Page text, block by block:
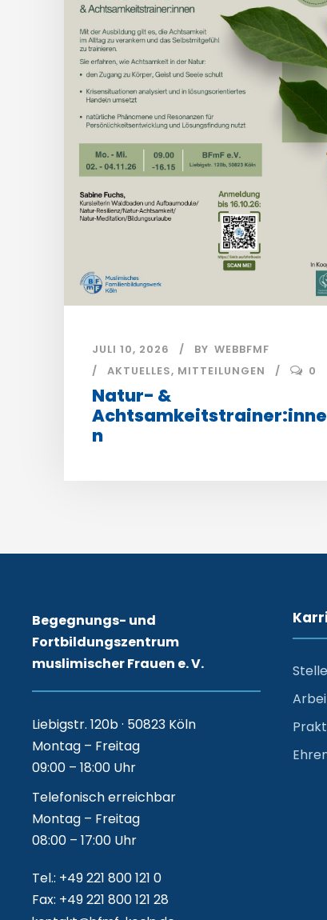
JULI 10, 2026 BY WEBBFMF
AKTUELLES, MITTEILUNGEN 0
Natur- &
Achtsamkeitstrainer:inne
n
Begegnungs- und
Fortbildungszentrum
muslimischer Frauen e. V.
Liebigstr. 120b · 50823 Köln
Montag – Freitag
09:00 – 18:00 Uhr
Telefonisch erreichbar
Montag – Freitag
08:00 – 17:00 Uhr
Tel.: +49 221 800 121 0
Fax: +49 221 800 121 28